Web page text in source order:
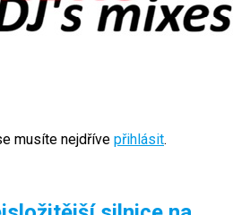
musíte nejdříve přihlásit.